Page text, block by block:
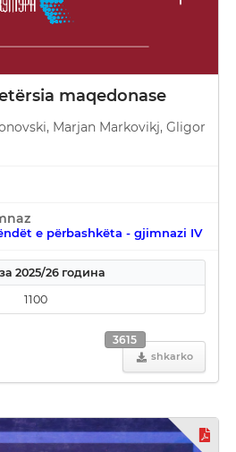
maqedonase
Marjan Markovikj, Gligor
e përbashkëta - gjimnazi IV
2025/26 година
1100
shkarko
3615